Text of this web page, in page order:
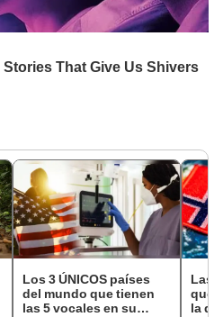
Los 3 ÚNICOS países
del mundo que tienen
las 5 vocales en su
Las
que
la de